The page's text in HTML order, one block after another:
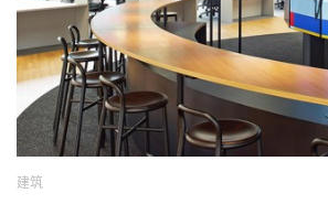
建筑